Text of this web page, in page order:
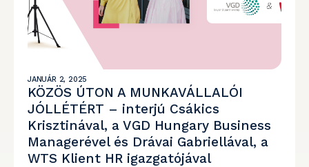
JANUÁR 2, 2025
KÖZÖS ÚTON A MUNKAVÁLLALÓI
JÓLLÉTÉRT – interjú Csákics
Krisztinával, a VGD Hungary Business
Managerével és Drávai Gabriellával, a
WTS Klient HR igazgatójával